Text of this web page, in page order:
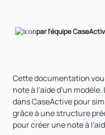
par l'équipe
Cette documentation
note à l'aide d'un
dans CaseActive pour
grâce à une structure
pour créer une note à